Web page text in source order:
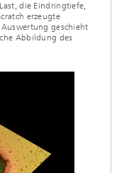
die Eindringtiefe,
erzeugte
geschieht
Abbildung des